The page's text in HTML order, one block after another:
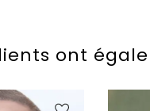
ont